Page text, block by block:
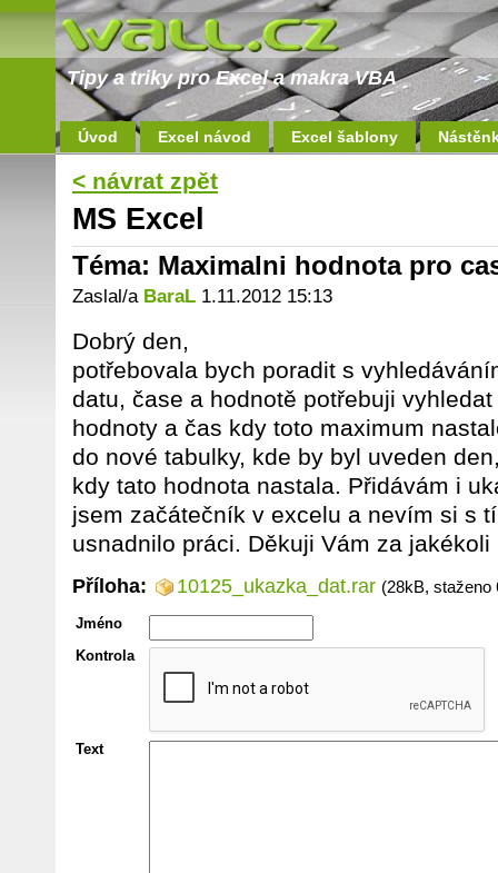
Tipy a triky pro Excel a makra VBA
Úvod Excel návod Excel šablony
< návrat zpět
MS Excel
Téma: Maximalni hodnota pro
Zaslal/a BaraL 1.11.2012 15:13
Dobrý den,
potřebovala bych poradit s
datu, čase a hodnotě potřebuji
hodnoty a čas kdy toto maximum
do nové tabulky, kde by byl uveden
kdy tato hodnota nastala. Přidávám i
jsem začátečník v excelu a nevím si s
usnadnilo práci. Děkuji Vám za jakékoli
Příloha: 10125_ukazka_dat.rar (28kB, staženo
Jméno
Kontrola
Text